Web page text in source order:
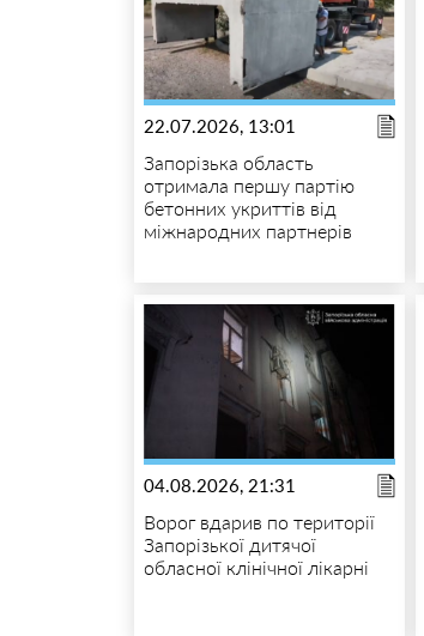
22.07.2026, 13:01
Запорізька область
отримала першу партію
бетонних укриттів від
міжнародних партнерів
04.08.2026, 21:31
Ворог вдарив по території
Запорізької дитячої
обласної клінічної лікарні